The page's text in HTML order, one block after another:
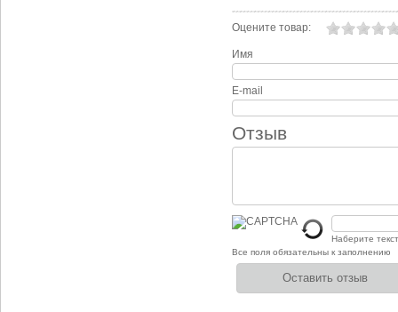
Оцените товар:
Имя
E-mail
Отзыв
Наберите
Все поля обязательны к заполнению